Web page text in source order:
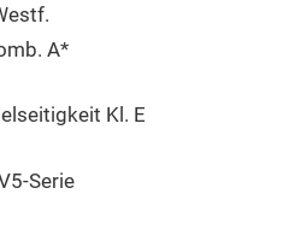
A*
Kl. E
Serie